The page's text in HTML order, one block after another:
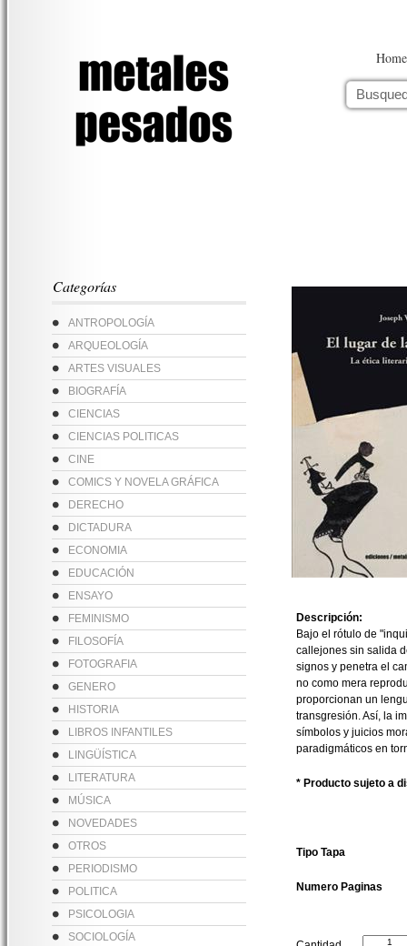
Home
Categorías
ANTROPOLOGÍA
ARQUEOLOGÍA
ARTES VISUALES
BIOGRAFÍA
CIENCIAS
CIENCIAS POLITICAS
CINE
COMICS Y NOVELA GRÁFICA
DERECHO
DICTADURA
ECONOMIA
EDUCACIÓN
ENSAYO
FEMINISMO
FILOSOFÍA
FOTOGRAFIA
GENERO
HISTORIA
LIBROS INFANTILES
LINGÜÍSTICA
LITERATURA
MÚSICA
NOVEDADES
OTROS
PERIODISMO
POLITICA
PSICOLOGIA
SOCIOLOGÍA
Descripción:
Bajo el rótulo de
callejones sin salida
signos y penetra el
no como mera
proporcionan un
transgresión. Así, la
símbolos y juicios
paradigmáticos en
* Producto sujeto a
Tipo Tapa
Numero Paginas